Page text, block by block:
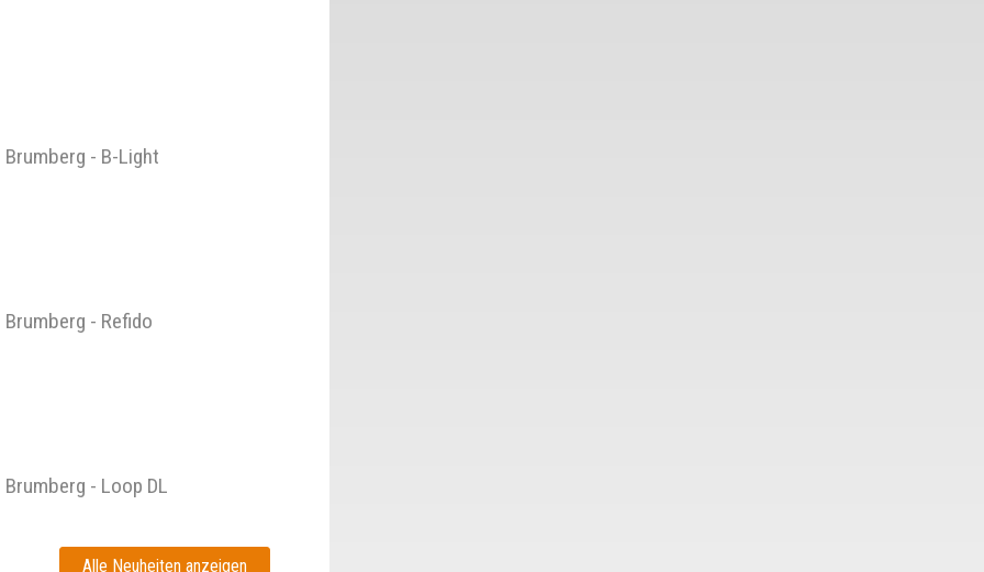
Brumberg - B-Light
Brumberg - Refido
Brumberg - Loop DL
Alle Neuheiten anzeigen